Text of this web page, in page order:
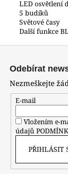
LED osvětlení
5 budíků
Světové časy
Další funkce
Odebírat
Nezmeškejte
E-mail
Vložením e-
údajů
PŘIHLÁSIT